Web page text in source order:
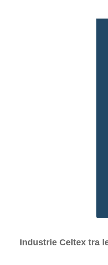
Industrie Celtex tra